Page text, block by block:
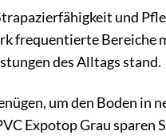
und
frequentierte Bereiche
des Alltags stand.
um den Boden in
Expotop Grau sparen